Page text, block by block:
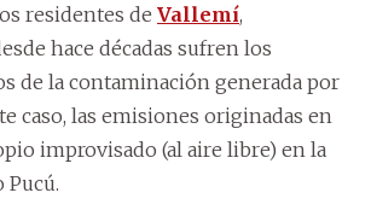
residentes de Vallemí,
hace décadas sufren los
de la contaminación generada por
caso, las emisiones originadas en
improvisado (al aire libre) en la
Pucú.